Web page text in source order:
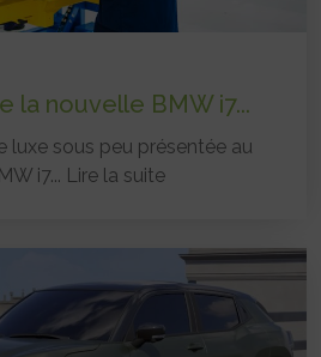
la nouvelle BMW i7...
luxe sous peu présentée au
i7... Lire la suite